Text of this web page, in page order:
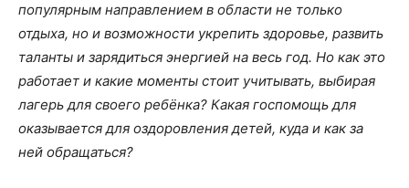
популярным направлением в области не только
отдыха, но и возможности укрепить здоровье, развить
таланты и зарядиться энергией на весь год. Но как это
работает и какие моменты стоит учитывать, выбирая
лагерь для своего ребёнка? Какая госпомощь для
оказывается для оздоровления детей, куда и как за
ней обращаться?